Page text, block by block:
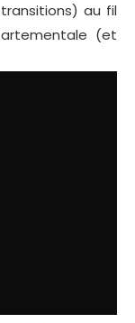
au fil
(et